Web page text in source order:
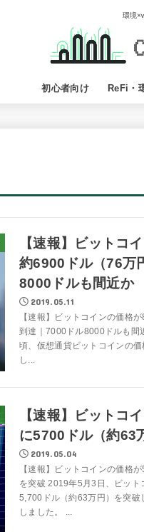
環境
初心者向け ReFi・
【速報】ビットコ
約6900ドル（76万
8000ドルも間近か
2019.05.11
【速報】ビットコインの価格
到達｜7000ドル8000ドルも間
頃、仮想通貨ビットコインの
し...
【速報】ビットコ
に5700ドル（約63
2019.05.04
【速報】ビットコインの価格
を突破 2019年5月3日、ビット
5,700ドル（約63万円）を突破
しました。 ...